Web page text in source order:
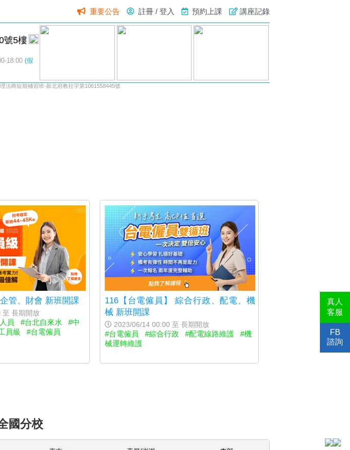
重要公告 註冊 / 登入 預約上課 講座記錄
號5樓
18:00 (假
真人
客服
FB
諮詢
法商短期補習班-新北府教社字第1061558445號
管、財會 新班開課
長期開放
員 #台北自來水
#中
員級 #台電僱員
116【台電僱員】 綜合行政、配電、機
械 新班開課
2023/06/14 00:00 至 長期開放
#台電僱員 #綜合行政 #配電線路維護
#機
械運轉維護
國分校